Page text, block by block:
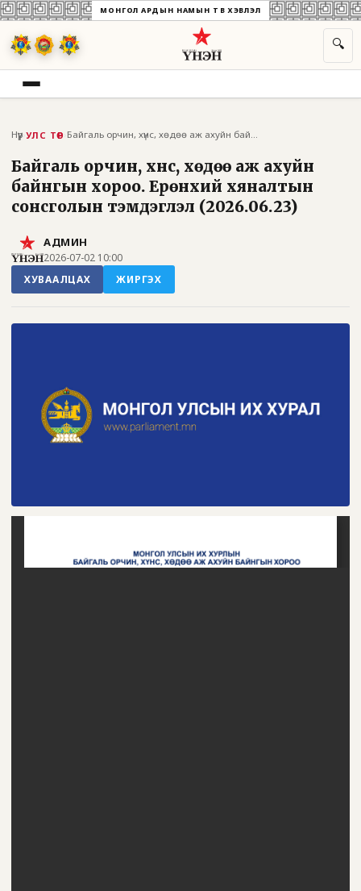
МОНГОЛ АРДЫН НАМЫН ТӨВ ХЭВЛЭЛ
🔍
Нүүр УЛС ТӨР Байгаль орчин, хүнс, хөдөө аж ахуйн байн...
Байгаль орчин, хүнс, хөдөө аж ахуйн
байнгын хороо. Ерөнхий хяналтын
сонсголын тэмдэглэл (2026.06.23)
АДМИН
2026-07-02 10:00
ХУВААЛЦАХ
ЖИРГЭХ